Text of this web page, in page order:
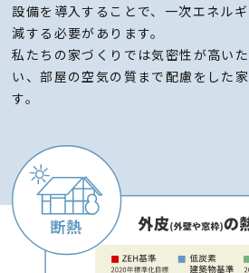
設備を導入することで、一次エネル
減する必要があります。
私たちの家づくりでは気密性が高い
い、部屋の空気の質まで配慮をした
す。